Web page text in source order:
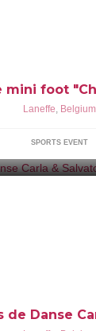
mini foot
Laneffe, Belgium
SPORTS EVENT
de Danse